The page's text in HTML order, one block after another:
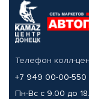
Телефон колл-
+7 949 00-00-550
Пн-Вс с 9.00 до